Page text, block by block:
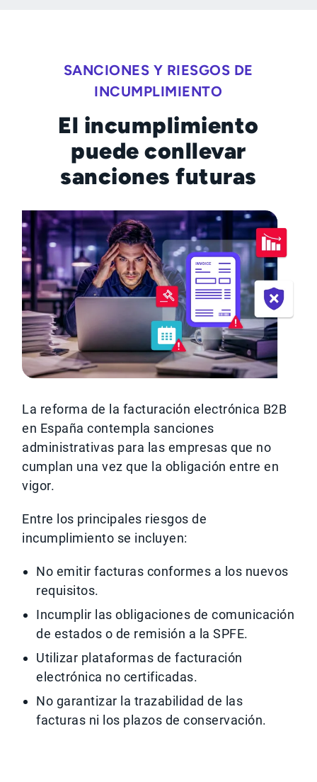
SANCIONES Y RIESGOS DE
INCUMPLIMIENTO
El incumplimiento
puede conllevar
sanciones futuras
La reforma de la facturación electrónica B2B
en España contempla sanciones
administrativas para las empresas que no
cumplan una vez que la obligación entre en
vigor.
Entre los principales riesgos de
incumplimiento se incluyen:
No emitir facturas conformes a los nuevos
requisitos.
Incumplir las obligaciones de comunicación
de estados o de remisión a la SPFE.
Utilizar plataformas de facturación
electrónica no certificadas.
No garantizar la trazabilidad de las
facturas ni los plazos de conservación.